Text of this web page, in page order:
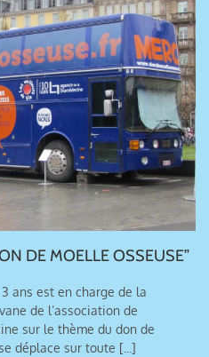
DE MOELLE OSSEUSE”
ans est en charge de la
de l’association de
sur le thème du don de
déplace sur toute [...]